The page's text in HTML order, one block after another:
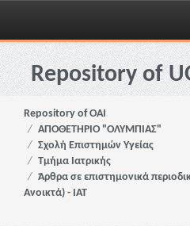
Skip
navigationRepository of
Repository of OAI
ΑΠΟΘΕΤΗΡΙΟ "ΟΛΥΜΠΙΑΣ"
Σχολή Επιστημών Υγείας
Τμήμα Ιατρικής
Άρθρα σε επιστημονικά
Ανοικτά) - ΙΑΤ